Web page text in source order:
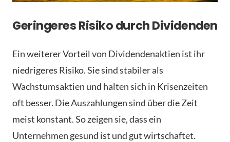
Geringeres Risiko durch Dividenden
Ein weiterer Vorteil von Dividendenaktien ist ihr
niedrigeres Risiko. Sie sind stabiler als
Wachstumsaktien und halten sich in Krisenzeiten
oft besser. Die Auszahlungen sind über die Zeit
meist konstant. So zeigen sie, dass ein
Unternehmen gesund ist und gut wirtschaftet.